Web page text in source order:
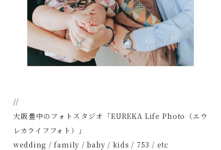
//
大阪豊中のフォトスタジオ「EUREKA Life Photo（エウ
レカライフフォト）」
wedding / family / baby / kids / 753 / etc